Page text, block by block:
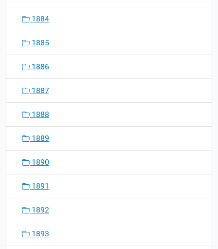
o
1884
1885
1886
1887
1888
1889
1890
1891
1892
1893